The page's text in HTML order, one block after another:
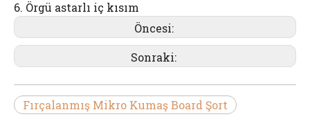
6. Örgü astarlı iç kısım
Öncesi:
Sonraki:
Fırçalanmış Mikro Kumaş Board Şort